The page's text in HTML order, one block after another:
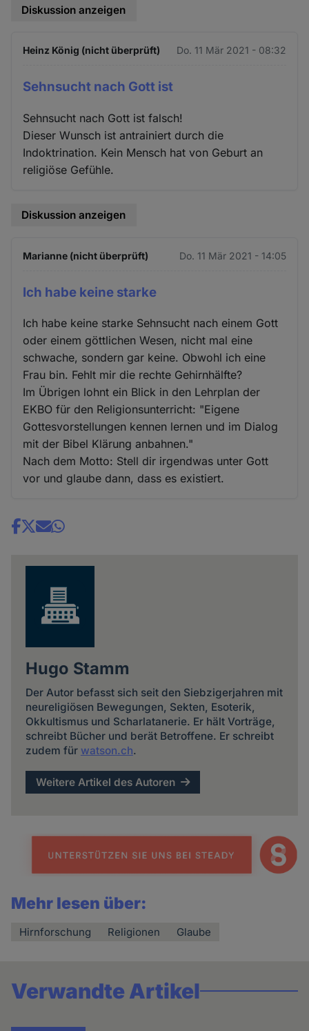
Diskussion anzeigen
Heinz König (nicht überprüft) Do. 11 Mär 2021 - 08:32
Sehnsucht nach Gott ist
Sehnsucht nach Gott ist falsch!
Dieser Wunsch ist antrainiert durch die
Indoktrination. Kein Mensch hat von Geburt an
religiöse Gefühle.
Diskussion anzeigen
Marianne (nicht überprüft) Do. 11 Mär 2021 - 14:05
Ich habe keine starke
Ich habe keine starke Sehnsucht nach einem Gott
oder einem göttlichen Wesen, nicht mal eine
schwache, sondern gar keine. Obwohl ich eine
Frau bin. Fehlt mir die rechte Gehirnhälfte?
Im Übrigen lohnt ein Blick in den Lehrplan der
EKBO für den Religionsunterricht: "Eigene
Gottesvorstellungen kennen lernen und im Dialog
mit der Bibel Klärung anbahnen."
Nach dem Motto: Stell dir irgendwas unter Gott
vor und glaube dann, dass es existiert.
Share
Hugo Stamm
Der Autor befasst sich seit den Siebzigerjahren mit
neureligiösen Bewegungen, Sekten, Esoterik,
Okkultismus und Scharlatanerie. Er hält Vorträge,
schreibt Bücher und berät Betroffene. Er schreibt
zudem für watson.ch.
Weitere Artikel des Autoren
Mehr lesen über:
Hirnforschung Religionen Glaube
Verwandte Artikel